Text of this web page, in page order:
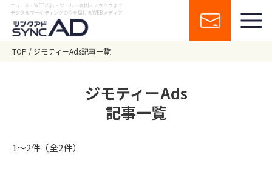
ニュース・WEB広告・ツール・事例・ノウハウまで
デジタルマーケティングの今を届けるWEBメディア
TOP ジモティーAds記事一覧
ジモティーAds
記事一覧
1〜2件（全2件）